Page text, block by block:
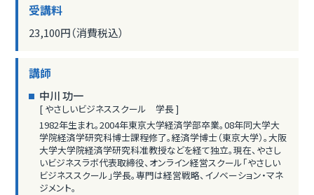
受講料
23,100円（消費税込）
講師
中川 功一
[ やさしいビジネススクール 学長 ]
1982年生まれ。2004年東京大学経済学部卒業。08年同大学大
学院経済学研究科博士課程修了。経済学博士（東京大学）。大阪
大学大学院経済学研究科准教授などを経て独立。現在、やさし
いビジネスラボ代表取締役、オンライン経営スクール「やさしい
ビジネススクール」学長。専門は経営戦略、イノベーション・マネ
ジメント。